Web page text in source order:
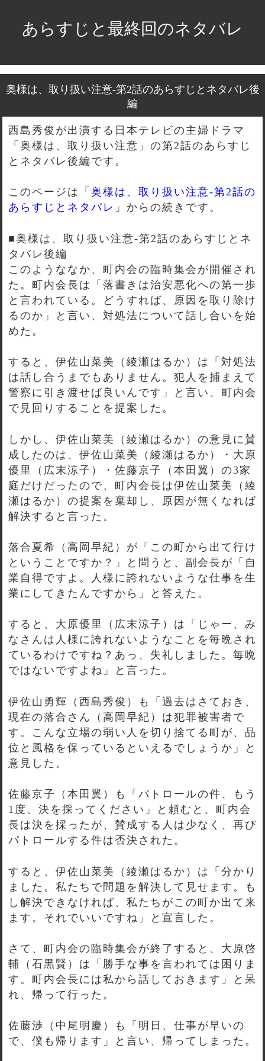
あらすじと最終回のネタバレ
奥様は、取り扱い注意-第2話のあらすじとネタバレ後
編
西島秀俊が出演する日本テレビの主婦ドラマ
「奥様は、取り扱い注意」の第2話のあらすじ
とネタバレ後編です。
このページは「 奥様は、取り扱い注意-第2話の
あらすじとネタバレ 」からの続きです。
■奥様は、取り扱い注意-第2話のあらすじとネ
タバレ後編
このようななか、町内会の臨時集会が開催され
た。町内会長は「落書きは治安悪化への第一歩
と言われている。どうすれば、原因を取り除け
るのか」と言い、対処法について話し合いを始
めた。
すると、伊佐山菜美（綾瀬はるか）は「対処法
は話し合うまでもありません。犯人を捕まえて
警察に引き渡せば良いんです」と言い、町内会
で見回りすることを提案した。
しかし、伊佐山菜美（綾瀬はるか）の意見に賛
成したのは、伊佐山菜美（綾瀬はるか）・大原
優里（広末涼子）・佐藤京子（本田翼）の3家
庭だけだったので、町内会長は伊佐山菜美（綾
瀬はるか）の提案を棄却し、原因が無くなれば
解決すると言った。
落合夏希（高岡早紀）が「この町から出て行け
ということですか？」と問うと、副会長が「自
業自得ですよ。人様に誇れないような仕事を生
業にしてきたんですから」と答えた。
すると、大原優里（広末涼子）は「じゃー、み
なさんは人様に誇れないようなことを毎晩され
ているわけですね？あっ、失礼しました。毎晩
ではないですよね」と言った。
伊佐山勇輝（西島秀俊）も「過去はさておき、
現在の落合さん（高岡早紀）は犯罪被害者で
す。こんな立場の弱い人を切り捨てる町が、品
位と風格を保っているといえるでしょうか」と
意見した。
佐藤京子（本田翼）も「パトロールの件、もう
1度、決を採ってください」と頼むと、町内会
長は決を採ったが、賛成する人は少なく、再び
パトロールする件は否決された。
すると、伊佐山菜美（綾瀬はるか）は「分かり
ました。私たちで問題を解決して見せます。も
し解決できなければ、私たちがこの町か出て来
ます。それでいいですね」と宣言した。
さて、町内会の臨時集会が終了すると、大原啓
輔（石黒賢）は「勝手な事を言われては困りま
す。町内会長には私から話しておきます」と呆
れ、帰って行った。
佐藤渉（中尾明慶）も「明日、仕事が早いの
で、僕も帰ります」と言い、帰ってしまった。